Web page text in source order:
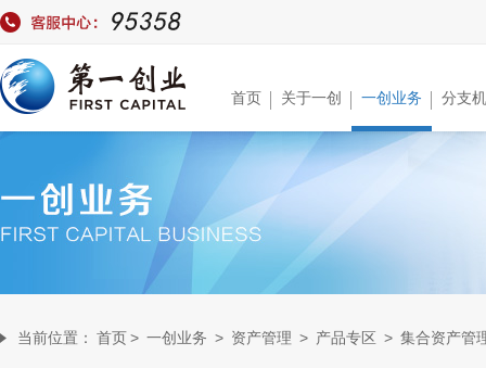
首页 关于一创 一创业务 分支
当前位置： 首页> 一创业务 > 资产管理 > 产品专区 > 集合资产管